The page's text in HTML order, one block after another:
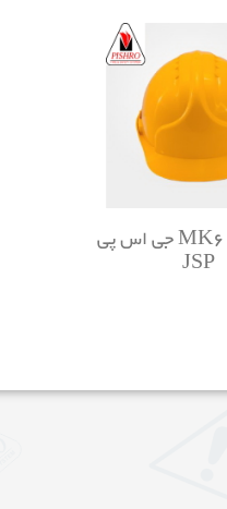
کلاه ایمنی MK6 جی اس پی
JSP